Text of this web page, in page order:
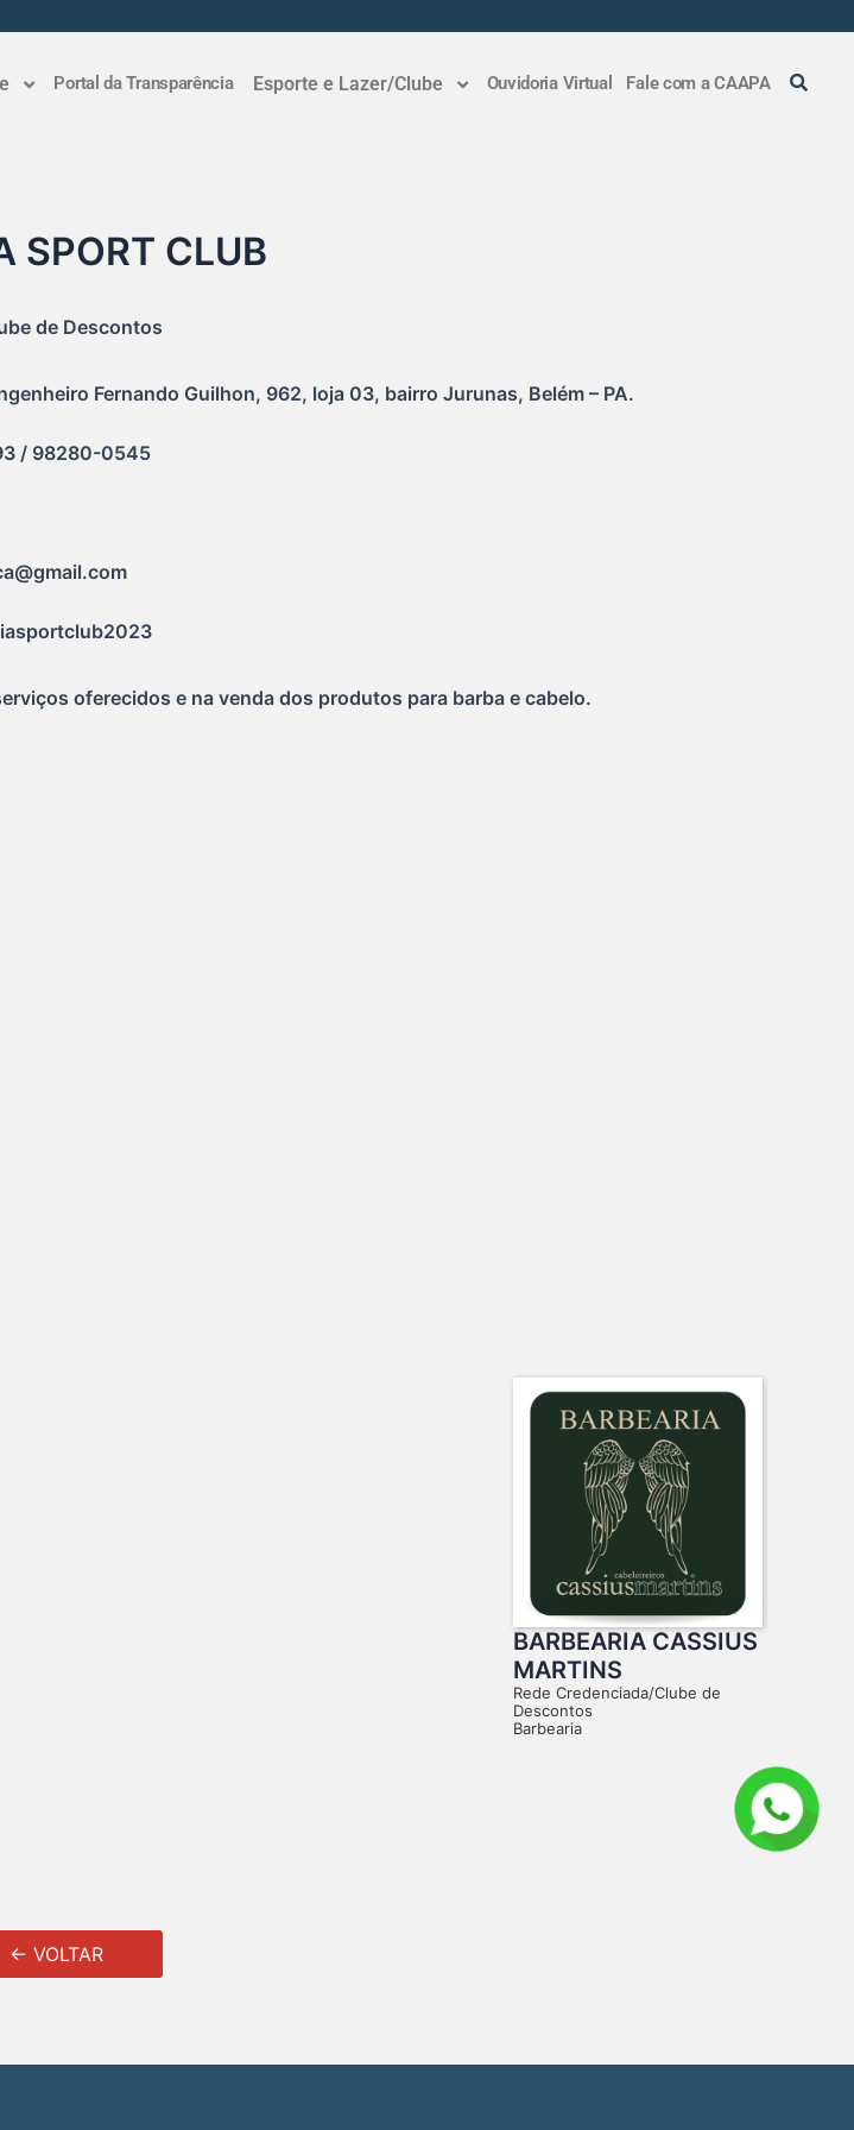
Portal da Transparência Esporte e Lazer/Clube Ouvidoria Virtual Fale com a CAAPA
SPORT CLUB
de Descontos
Fernando Guilhon, 962, loja 03, bairro Jurunas, Belém – PA.
/ 98280-0545
oferecidos e na venda dos produtos para barba e cabelo.
BARBEARIA CASSIUS
MARTINS
Rede Credenciada/Clube de
Descontos
Barbearia
← VOLTAR